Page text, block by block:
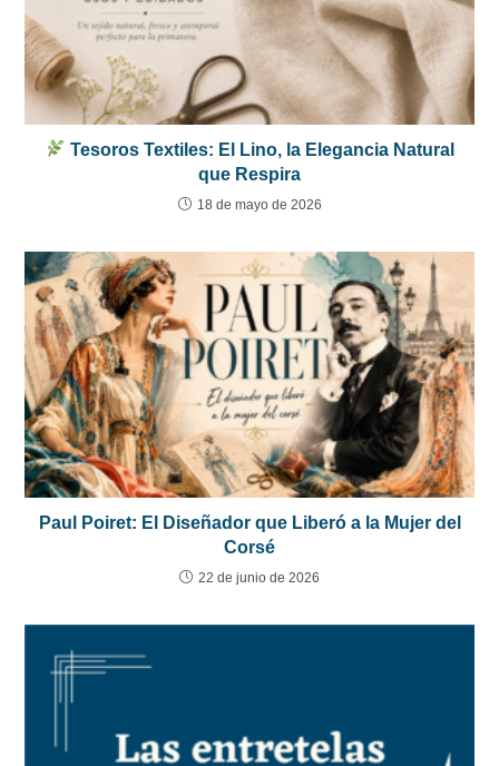
Tesoros Textiles: El Lino, la Elegancia Natural
que Respira
18 de mayo de 2026
Paul Poiret: El Diseñador que Liberó a la Mujer del
Corsé
22 de junio de 2026